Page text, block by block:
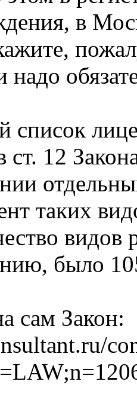
в
надо
список
ст. 12
таких
было
сам Закон: